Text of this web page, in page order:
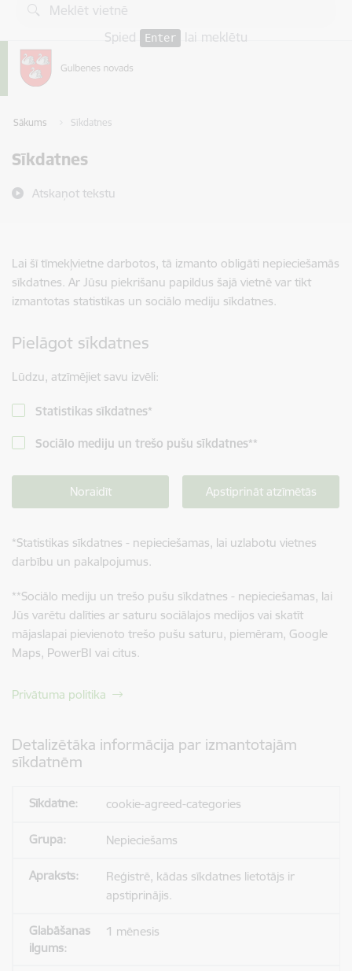
Pāriet uz lapas saturu
Spied
Enter lai meklētu
Sākums Sīkdatnes
Sīkdatnes
Atskaņot tekstu
Lai šī tīmekļvietne darbotos, tā izmanto obligāti nepieciešamās
sīkdatnes. Ar Jūsu piekrišanu papildus šajā vietnē var tikt
izmantotas statistikas un sociālo mediju sīkdatnes.
Pielāgot sīkdatnes
Lūdzu, atzīmējiet savu izvēli:
Statistikas sīkdatnes*
Sociālo mediju un trešo pušu sīkdatnes**
Noraidīt Apstiprināt atzīmētās
*Statistikas sīkdatnes - nepieciešamas, lai uzlabotu vietnes
darbību un pakalpojumus.
**Sociālo mediju un trešo pušu sīkdatnes - nepieciešamas, lai
Jūs varētu dalīties ar saturu sociālajos medijos vai skatīt
mājaslapai pievienoto trešo pušu saturu, piemēram, Google
Maps, PowerBI vai citus.
Privātuma politika
Detalizētāka informācija par izmantotajām
sīkdatnēm
cookie-agreed-categories
Nepieciešams
Reģistrē, kādas sīkdatnes lietotājs ir
apstiprinājis.
1 mēnesis